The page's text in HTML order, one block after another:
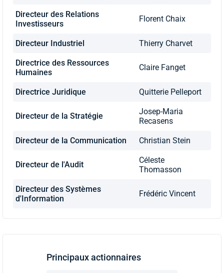
Directeur des Relations
Investisseurs
Florent Chaix
Directeur Industriel Thierry Charvet
Directrice des Ressources
Humaines
Claire Fanget
Directrice Juridique Quitterie Pelleport
Directeur de la Stratégie
Josep-Maria
Recasens
Directeur de la Communication Christian Stein
Directeur de l'Audit
Céleste
Thomasson
Directeur des Systèmes
d'Information
Frédéric Vincent
Principaux actionnaires